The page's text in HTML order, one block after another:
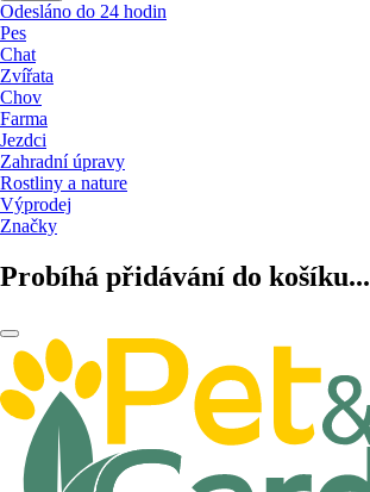
Odesláno do 24 hodin
Pes
Chat
Zvířata
Chov
Farma
Jezdci
Zahradní úpravy
Rostliny a nature
Výprodej
Značky
Probíhá přidávání do košíku...